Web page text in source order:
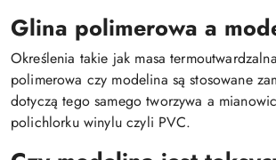
Glina polimerowa a
Określenia takie jak masa
polimerowa czy modelina są stosowane
dotyczą tego samego tworzywa a
polichlorku winylu czyli PVC.